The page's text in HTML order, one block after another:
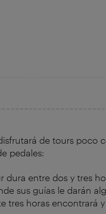
de tours poco
pedales:
dura entre dos y tres
sus guías le darán
tres horas encontrará